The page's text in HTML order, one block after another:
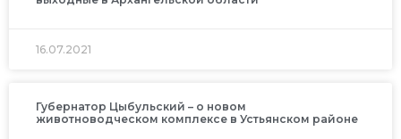
16.07.2021
Губернатор Цыбульский – о новом
животноводческом комплексе в Устьянском районе